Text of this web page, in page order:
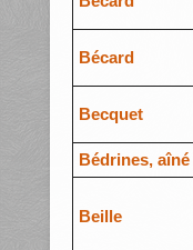
Bécard
Becquet
Bédrines, aîné
Beille